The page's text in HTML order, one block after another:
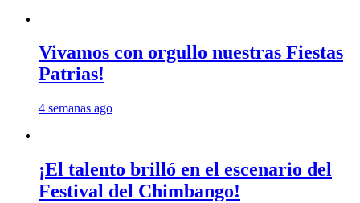
Vivamos con orgullo nuestras Fiestas
Patrias!
4 semanas ago
¡El talento brilló en el escenario del
Festival del Chimbango!